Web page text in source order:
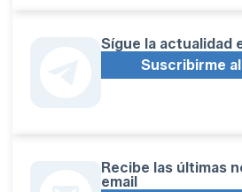
Sígue la actualidad
Suscribirme al
Recibe las últimas
email